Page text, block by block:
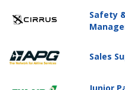
Safety
Sales